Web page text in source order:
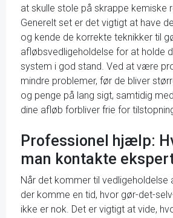
at skulle stole på skrappe kemiske
Generelt set er det vigtigt at have
og kende de korrekte teknikker til
afløbsvedligeholdelse for at holde
system i god stand. Ved at være
mindre problemer, før de bliver
og penge på lang sigt, samtidig
dine afløb forbliver frie for
Professionel hjælp:
man kontakte
Når det kommer til vedligeholdelse
der komme en tid, hvor gør-det-
ikke er nok. Det er vigtigt at vide,